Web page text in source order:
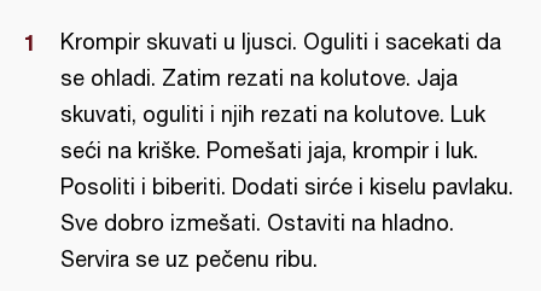
Krompir skuvati u ljusci. Oguliti i sacekati da
se ohladi. Zatim rezati na kolutove. Jaja
skuvati, oguliti i njih rezati na kolutove. Luk
seći na kriške. Pomešati jaja, krompir i luk.
Posoliti i biberiti. Dodati sirće i kiselu pavlaku.
Sve dobro izmešati. Ostaviti na hladno.
Servira se uz pečenu ribu.